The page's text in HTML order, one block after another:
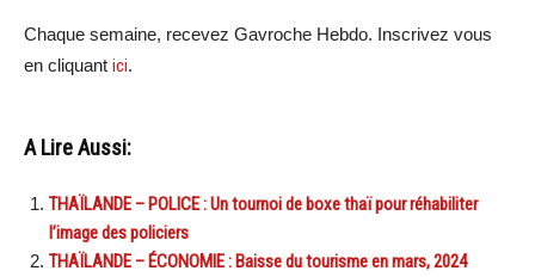
Chaque semaine, recevez Gavroche Hebdo. Inscrivez vous
en cliquant ici.
A Lire Aussi:
THAÏLANDE – POLICE : Un tournoi de boxe thaï pour réhabiliter
l’image des policiers
THAÏLANDE – ÉCONOMIE : Baisse du tourisme en mars, 2024